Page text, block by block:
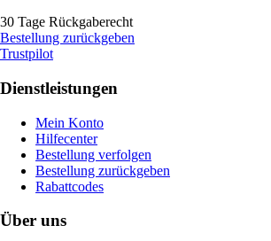
30 Tage Rückgaberecht
Bestellung zurückgeben
Trustpilot
Dienstleistungen
Mein Konto
Hilfecenter
Bestellung verfolgen
Bestellung zurückgeben
Rabattcodes
Über uns